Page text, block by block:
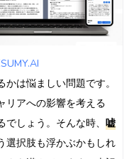
職理由のポイント
理由の組み合わせ方
退職方法
と成功事例
退職理由
のある退職理由
は悩ましい問題です。
リアへの影響を考える
しょう。そんな時、 嘘
選択肢も浮かぶかもしれ